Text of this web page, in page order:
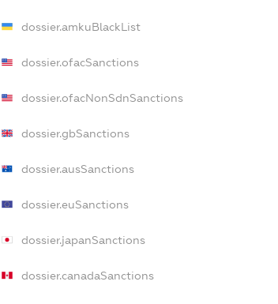
dossier.amkuBlackList
dossier.ofacSanctions
dossier.ofacNonSdnSanctions
dossier.gbSanctions
dossier.ausSanctions
dossier.euSanctions
dossier.japanSanctions
dossier.canadaSanctions